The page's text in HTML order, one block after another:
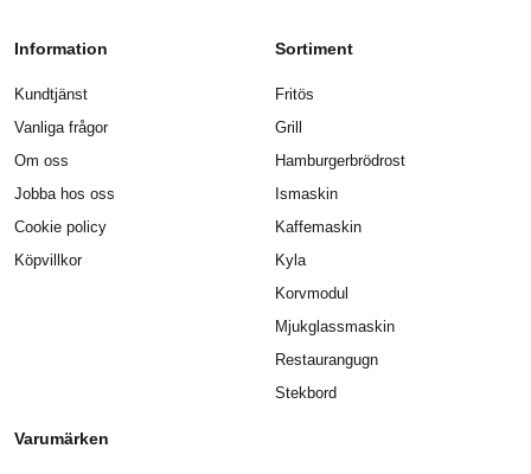
Information
Kundtjänst
Vanliga frågor
Om oss
Jobba hos oss
Cookie policy
Köpvillkor
Sortiment
Fritös
Grill
Hamburgerbrödrost
Ismaskin
Kaffemaskin
Kyla
Korvmodul
Mjukglassmaskin
Restaurangugn
Stekbord
Varumärken